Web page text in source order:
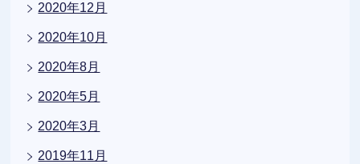
2020年12月
2020年10月
2020年8月
2020年5月
2020年3月
2019年11月